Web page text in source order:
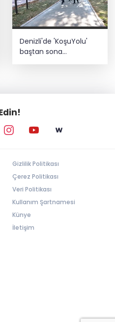
Denizli'de 'KoşuYolu'
baştan sona
yenileniyor
Gizlilik Politikası
Çerez Politikası
Veri Politikası
Kullanım Şartnamesi
Künye
İletişim